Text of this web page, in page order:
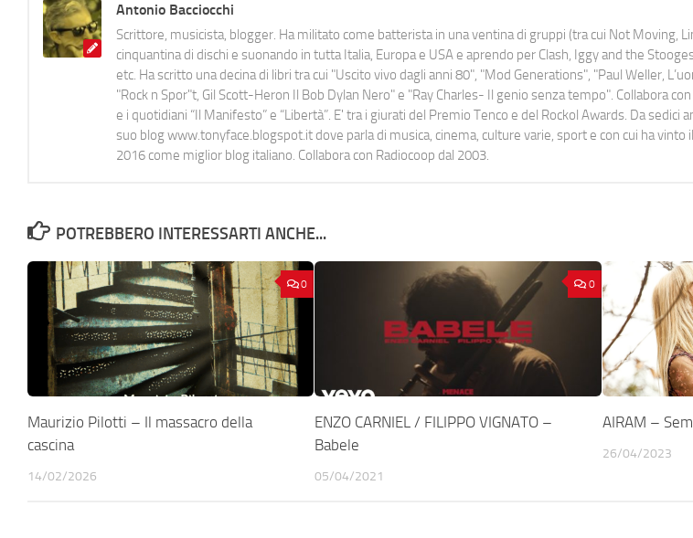
Antonio Bacciocchi
Scrittore, musicista, blogger. Ha militato come batterista in una ventina di gruppi (tra cui Not Moving,
cinquantina di dischi e suonando in tutta Italia, Europa e USA e aprendo per Clash, Iggy and the
etc. Ha scritto una decina di libri tra cui "Uscito vivo dagli anni 80", "Mod Generations", "Paul Weller,
"Rock n Spor"t, Gil Scott-Heron Il Bob Dylan Nero" e "Ray Charles- Il genio senza tempo". Collabora con
e i quotidiani “Il Manifesto” e “Libertà”. E' tra i giurati del Premio Tenco e del Rockol Awards. Da sedici
suo blog www.tonyface.blogspot.it dove parla di musica, cinema, culture varie, sport e con cui ha
2016 come miglior blog italiano. Collabora con Radiocoop dal 2003.
POTREBBERO INTERESSARTI ANCHE...
0
Maurizio Pilotti – Il massacro della
cascina
14/02/2026
0
ENZO CARNIEL / FILIPPO VIGNATO –
Babele
05/04/2021
AIRAM –
26/04/2023